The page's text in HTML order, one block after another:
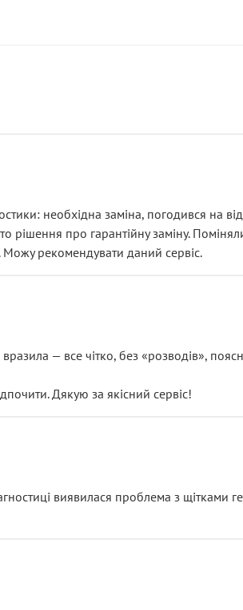
необхідна заміна, погодився на
рішення про гарантійну заміну.
рекомендувати даний сервіс.
— все чітко, без «розводів»,
Дякую за якісний сервіс!
виявилася проблема з